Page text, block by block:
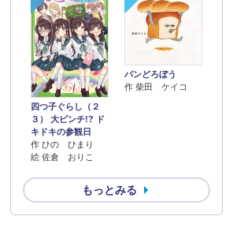
四つ子ぐらし（２
３） 大ピンチ!? ド
キドキの参観日
作 ひの ひまり
絵 佐倉 おりこ
パンどろぼう
作 柴田 ケイコ
もっとみる